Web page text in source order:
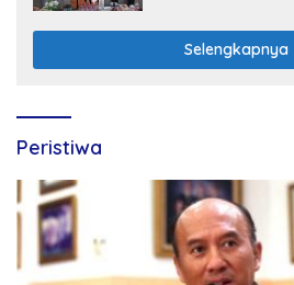
Selengkapnya
Peristiwa